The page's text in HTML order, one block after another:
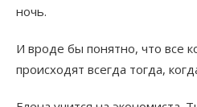
ночь.
И вроде бы понятно, что все
происходят всегда тогда,